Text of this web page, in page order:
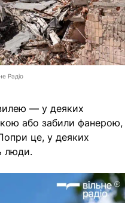
Радіо
— у деяких
або забили фанерою,
це, у деяких
люди.